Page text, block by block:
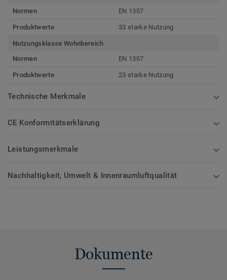
Normen
EN 1307
Produktwerte 33 starke Nutzung
Nutzungsklasse Wohnbereich
Normen
EN 1307
Produktwerte 23 starke Nutzung
Technische Merkmale
CE Konformitätserklärung
Leistungsmerkmale
Nachhaltigkeit, Umwelt & Innenraumluftqualität
Dokumente